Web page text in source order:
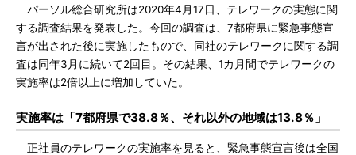
パーソル総合研究所は2020年4月17日、テレワークの実態に関
する調査結果を発表した。今回の調査は、7都府県に緊急事態宣
言が出された後に実施したもので、同社のテレワークに関する調
査は同年3月に続いて2回目。その結果、1カ月間でテレワークの
実施率は2倍以上に増加していた。
実施率は「7都府県で38.8％、それ以外の地域は13.8％」
正社員のテレワークの実施率を見ると、緊急事態宣言後は全国